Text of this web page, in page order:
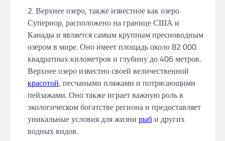
Верхнее озеро, также известное как озеро
Супериор, расположено на границе США и
Канады и является самым крупным пресноводным
озером в мире. Оно имеет площадь около 82 000
квадратных километров и глубину до 406 метров.
Верхнее озеро известно своей величественной
красотой, песчаными пляжами и потрясающими
пейзажами. Оно также играет важную роль в
экологическом богатстве региона и предоставляет
уникальные условия для жизни рыби других
водных видов.